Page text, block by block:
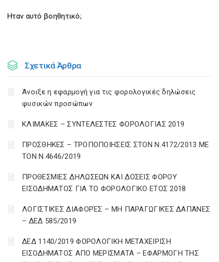
Ηταν αυτό βοηθητικό;
Σχετικά Άρθρα
Άνοιξε η εφαρμογή για τις φορολογικές δηλώσεις
φυσικών προσώπων
ΚΛΙΜΑΚΕΣ – ΣΥΝΤΕΛΕΣΤΕΣ ΦΟΡΟΛΟΓΙΑΣ 2019
ΠΡΟΣΘΗΚΕΣ – ΤΡΟΠΟΠΟΙΗΣΕΙΣ ΣΤΟΝ Ν.4172/2013 ΜΕ
ΤΟΝ Ν.4646/2019
ΠΡΟΘΕΣΜΙΕΣ ΔΗΛΩΣΕΩΝ ΚΑΙ ΔΟΣΕΙΣ ΦΟΡΟΥ
ΕΙΣΟΔΗΜΑΤΟΣ ΓΙΑ ΤΟ ΦΟΡΟΛΟΓΙΚΟ ΕΤΟΣ 2018
ΛΟΓΙΣΤΙΚΈΣ ΔΙΑΦΟΡΈΣ – ΜΗ ΠΑΡΑΓΩΓΙΚΈΣ ΔΑΠΆΝΕΣ
– ΔΕΔ 585/2019
ΔΕΔ 1140/2019 ΦΟΡΟΛΟΓΙΚΗ ΜΕΤΑΧΕΙΡΙΣΗ
ΕΙΣΟΔΗΜΑΤΟΣ ΑΠΟ ΜΕΡΙΣΜΑΤΑ – ΕΦΑΡΜΟΓΗ ΤΗΣ